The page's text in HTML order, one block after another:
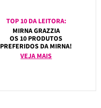
TOP 10 DA LEITORA:
MIRNA GRAZZIA
OS 10 PRODUTOS
PREFERIDOS DA MIRNA!
VEJA MAIS